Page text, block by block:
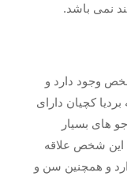
نمی باشد.
وجود دارد و
کچیان دارای
های بسیار
این شخص علاقه
و همچنین سن و